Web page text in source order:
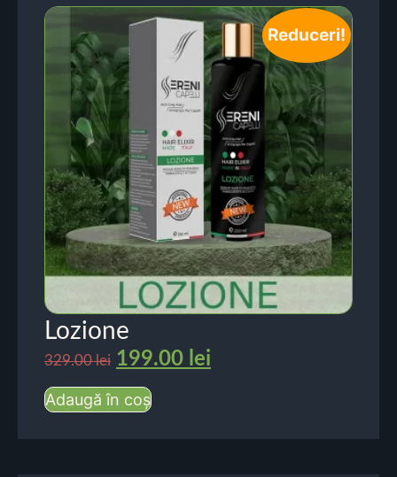
Reduceri!
Lozione
329.00lei 199.00 lei
Adaugă în coș